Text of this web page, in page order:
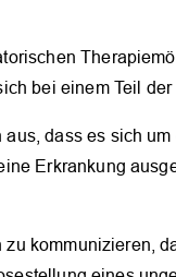
bei einem Teil
dass es sich
Erkrankung
kommunizieren,